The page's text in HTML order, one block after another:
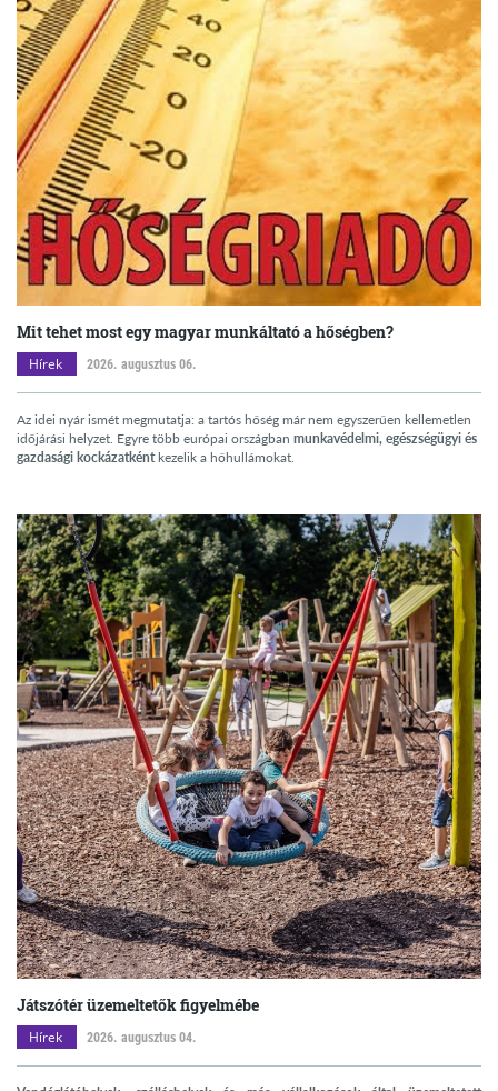
Mit tehet most egy magyar munkáltató a hőségben?
Hírek 2026. augusztus 06.
Az idei nyár ismét megmutatja: a tartós hőség már nem egyszerűen kellemetlen
időjárási helyzet. Egyre több európai országban munkavédelmi, egészségügyi és
gazdasági kockázatkéntkezelik a hőhullámokat.
Játszótér üzemeltetők figyelmébe
Hírek 2026. augusztus 04.